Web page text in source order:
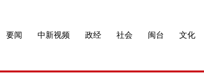
要闻 中新视频 政经 社会 闽台 文化